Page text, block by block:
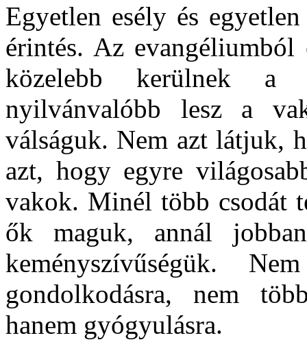
Egyetlen esély és
érintés. Az
közelebb kerülnek a
nyilvánvalóbb lesz a
válságuk. Nem azt látjuk,
azt, hogy egyre
vakok. Minél több csodát
ők maguk, annál
keményszívűségük.
gondolkodásra, nem
hanem gyógyulásra.